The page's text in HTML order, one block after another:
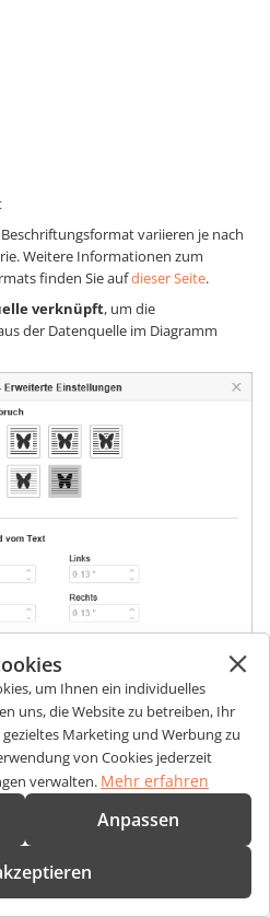
variieren je nach
Weitere Informationen zum
finden Sie aufdieser Seite.
verknüpft, um die
der Datenquelle im Diagramm
enthält die folgenden Parameter:
können Sie festlegen, wie das
positioniert wird. Weitere
um Ihnen ein individuelles
uns, die Website zu betreiben, Ihr
Marketing und Werbung zu
von Cookies jederzeit
verwalten. Mehr erfahren
Anpassen